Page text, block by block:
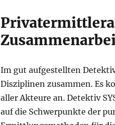
Im gut aufgestellten
Disziplinen zusammen. Es
aller Akteure an. Detektiv
auf die Schwerpunkte der